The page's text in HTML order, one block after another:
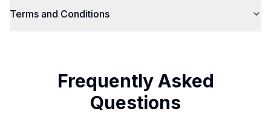
Terms and Conditions
Frequently Asked
Questions